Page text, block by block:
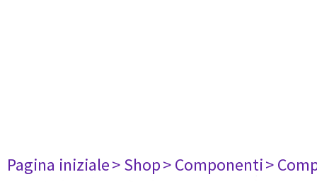
Pagina iniziale> Shop> Componenti>